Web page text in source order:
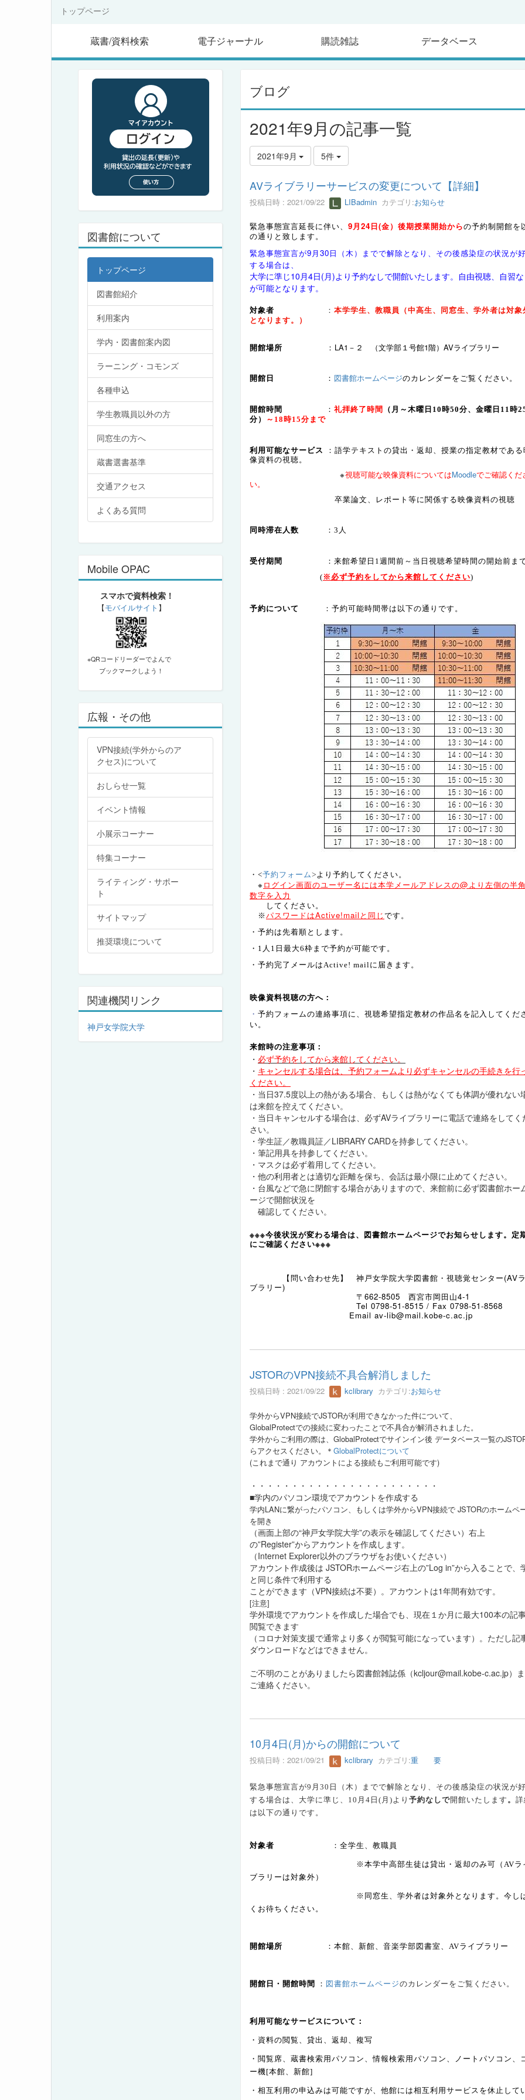
トップページ
蔵書/資料検索 電子ジャーナル 購読雑誌 データベース
ブログ
2021年9月の記事一覧
2021年9月 5件
AVライブラリーサービスの変更について【詳細】
投稿日時 : 2021/09/22 LIBadmin カテゴリ:お知らせ
緊急事態宣言延長に伴い、 9月24日(金）後期授業開始からの予約制開館を
の通りと致します。
緊急事態宣言が9月30日（木）までで解除となり、その後感染症の状況が
する場合は、
大学に準じ10月4日(月)より予約なしで開館いたします。自由視聴、自習
が可能となります。
対象者 ： 本学学生、教職員（中高生、同窓生、学外者は対象
となります。）
開館場所 ： LA1－２ （文学部１号館1階）AVライブラリー
開館日 ： 図書館ホームページのカレンダーをご覧ください。
開館時間 ： 礼拝終了時間 （月～木曜日10時50分、金曜日11時
分）
～18時15分まで
利用可能なサービス
：語学テキストの貸出・返却、授業の指定教材であ
像資料の視聴。
※視聴可能な映像資料についてはMoodleでご確認くだ
い。
卒業論文、レポート等に関係する映像資料の視聴
同時滞在人数 ：3人
受付期間
：来館希望日1週間前～当日視聴希望時間の開始前ま
( ※必ず予約をしてから来館してください)
予約について ：予約可能時間帯は以下の通りです。
・<予約フォーム> より予約してください。
※ ログイン画面のユーザー名には本学メールアドレスの@より左側の半
数字を 入力
して ください。
※ パスワードはActive!mail と同じ です。
・予約は先着順とします。
・1人1日最大6枠まで予約が可能です。
・予約完了メールは Active! mail に届きます。
映像資料視聴の方へ：
・ 予約フォームの連絡事項に、視聴希望指定教材の作品名を記入してくだ
い。
来館時の注意事項：
・ 必ず予約をしてから来館してください。
・ キャンセルする場合は、予約フォームより必ずキャンセルの手続きを行
ください。
・当日37.5度以上の熱がある場合、もしくは熱がなくても体調が優れない
は来館を控えてください。
・当日キャンセルする場合は、必ずAVライブラリーに電話で連絡をしてく
さい。
・学生証／教職員証／LIBRARY CARDを持参してください。
・筆記用具を持参してください。
・マスクは必ず着用してください。
・他の利用者とは適切な距離を保ち、会話は最小限に止めてください。
・台風などで急に閉館する場合がありますので、来館前に必ず図書館ホー
ージで開館状況を
確認してください。
※※※今後状況が変わる場合は、図書館ホームページでお知らせします。定
にご確認ください※※※
【問い合わせ先】 神戸女学院大学図書館・視聴覚センター(AV
ブラリー)
〒 662-8505 西宮市岡田山4-1
Tel 0798-51-8515 / Fax 0798-51-8568
Email av-lib@mail.kobe-c.ac.jp
JSTORのVPN接続不具合解消しました
投稿日時 : 2021/09/22 kclibrary カテゴリ:お知らせ
学外からVPN接続でJSTORが利用できなかった件について、
GlobalProtectでの接続に変わったことで不具合が解消されました。
学外からご利用の際は、GlobalProtectでサインイン後 データベース一覧の
らアクセスください。
＊ GlobalProtectについて
(これまで通り アカウントによる接続もご利用可能です)
・・・・・・・・・・・・・・・・・・・・・・・
■学内のパソコン環境でアカウントを作成する
学内LANに繋がったパソコン、もしくは学外からVPN接続で JSTORのホームペ
を開き
（画面上部の“神戸女学院大学”の表示を確認してください）右上
の”Register”からアカウントを作成します。
（Internet Explorer以外のブラウザをお使いください）
アカウント作成後は JSTORホームページ右上の”Log in”から入ることで、
と同じ条件で利用する
ことができます（VPN接続は不要）。アカウントは1年間有効です。
[注意]
学外環境でアカウントを作成した場合でも、現在１か月に最大100本の記
閲覧できます
（コロナ対策支援で通常より多くが閲覧可能になっています）。ただし記
ダウンロードなどはできません。
ご不明のことがありましたら図書館雑誌係（kcljour@mail.kobe-c.ac.jp）
ご連絡ください。
10月4日(月)からの開館について
投稿日時 : 2021/09/21 kclibrary カテゴリ:重 要
緊急事態宣言が9月30日（木）までで解除となり、その後感染症の状況が
する場合は、大学に準じ、 10 月 4 日 ( 月 ) より 予約なしで開館いたします 。
は以下の通りです。
対象者 ：全学生、教職員
※本学中高部生徒は貸出・返却のみ可（AVラ
ブラリーは対象外）
※同窓生、学外者は対象外となります。今し
くお待ちください。
開館場所 ：本館、新館、音楽学部図書室、 AVライブラリー
開館日・開館時間 ： 図書館ホームページのカレンダーをご覧ください。
利用可能なサービスについて：
・資料の閲覧、貸出、返却、複写
・閲覧席、蔵書検索用パソコン、情報検索用パソコン、ノートパソコン、
ー機[本館、新館]
・相互利用の申込みは可能ですが、他館には相互利用サービスを休止して
図書館について
トップページ
図書館紹介
利用案内
学内・図書館案内図
ラーニング・コモンズ
各種申込
学生教職員以外の方
同窓生の方へ
蔵書選書基準
交通アクセス
よくある質問
Mobile OPAC
スマホで資料検索！
【モバイルサイト 】
※QRコードリーダーでよんで
ブックマークしよう！
広報・その他
VPN接続(学外からのア
クセス)について
おしらせ一覧
イベント情報
小展示コーナー
特集コーナー
ライティング・サポー
ト
サイトマップ
推奨環境について
関連機関リンク
神戸女学院大学